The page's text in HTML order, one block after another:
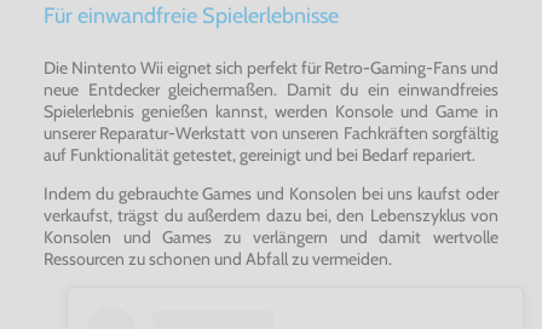
Für einwandfreie Spielerlebnisse
Die Nintento Wii eignet sich perfekt für Retro-Gaming-Fans und
neue Entdecker gleichermaßen. Damit du ein einwandfreies
Spielerlebnis genießen kannst, werden Konsole und Game in
unserer Reparatur-Werkstatt von unseren Fachkräften sorgfältig
auf Funktionalität getestet, gereinigt und bei Bedarf repariert.
Indem du gebrauchte Games und Konsolen bei uns kaufst oder
verkaufst, trägst du außerdem dazu bei, den Lebenszyklus von
Konsolen und Games zu verlängern und damit wertvolle
Ressourcen zu schonen und Abfall zu vermeiden.